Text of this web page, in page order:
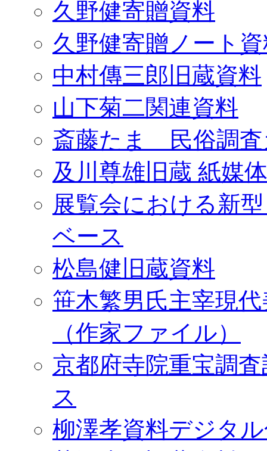
久野健寄贈資料
久野健寄贈ノート
中村傳三郎旧蔵資料
山下菊二関連資料
斎藤たま 民俗調査
及川尊雄旧蔵 紙媒
展覧会における新
ベース
松島健旧蔵資料
笹木繁男氏主宰現
（作家ファイル）
京都府寺院重宝調
ス
柳澤孝資料デジタ